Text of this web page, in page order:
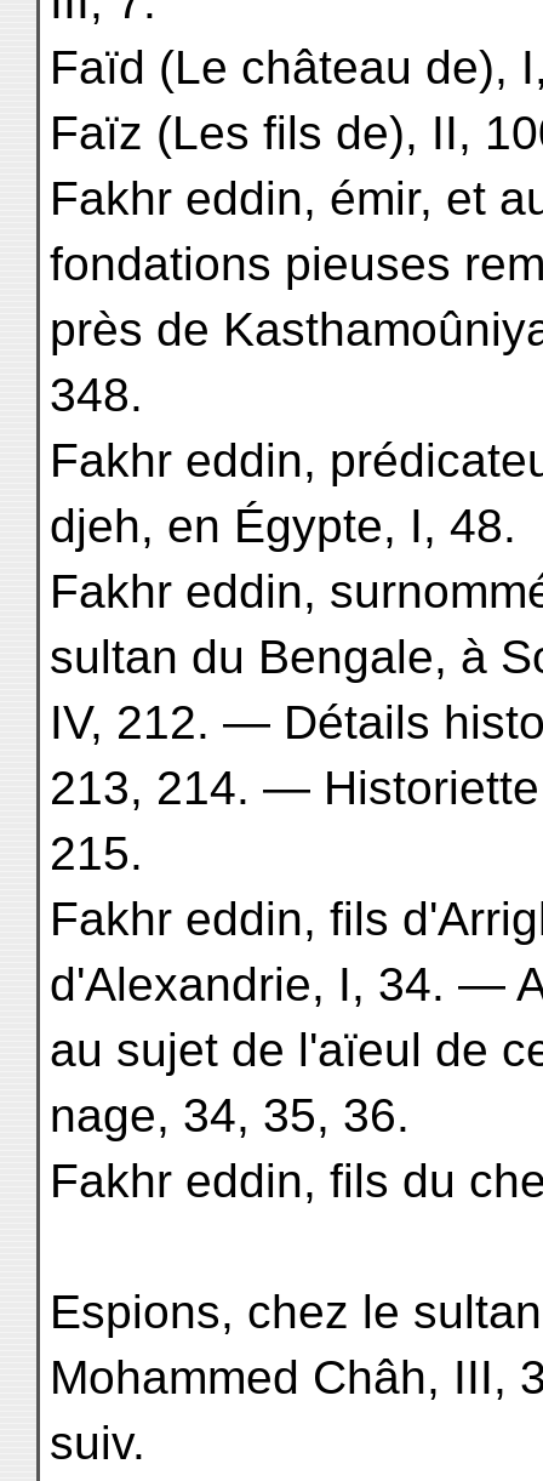
Faïd (Le château de),
Faïz (Les fils de), II,
Fakhr eddin, émir, et
fondations pieuses
près de
348.
Fakhr eddin,
djeh, en Égypte, I, 48.
Fakhr eddin,
sultan du Bengale, à
IV, 212. — Détails
213, 214. —
215.
Fakhr eddin, fils
d'Alexandrie, I, 34. —
au sujet de l'aïeul de
nage, 34, 35, 36.
Fakhr eddin, fils du
Espions, chez le
Mohammed Châh, III,
suiv.